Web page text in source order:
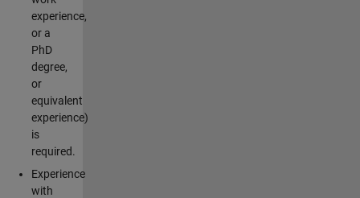
experience,
or a
PhD
degree,
or
equivalent
experience)
is
required.
Experience
with